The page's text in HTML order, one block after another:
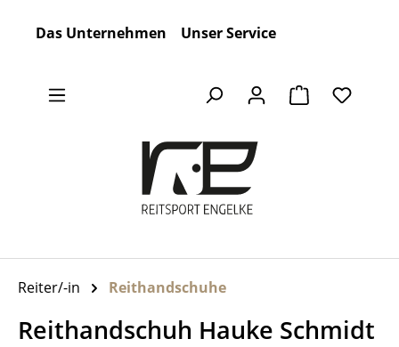
Das Unternehmen Unser Service
Warenkorb
Reiter/-in Reithandschuhe
Reithandschuh Hauke Schmidt